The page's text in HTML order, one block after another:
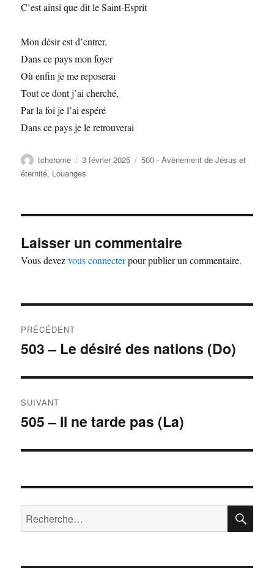
C’est ainsi que dit le Saint-Esprit
Mon désir est d’entrer,
Dans ce pays mon foyer
Où enfin je me reposerai
Tout ce dont j’ai cherché,
Par la foi je l’ai espéré
Dans ce pays je le retrouverai
Auteur
tcherome
Publié
le
3 février 2025 Catégories
500 - Avènement de Jésus et
éternité, Louanges
Laisser un commentaire
Vous devezvous connecterpour publier un commentaire.
de
PRÉCÉDENT
Publication
503 – Le désiré des nations (Do)
SUIVANT
Publication
505 – Il ne tarde pas (La)
Recherche
pour :